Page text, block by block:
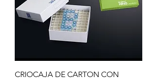
CRIOCAJA DE CARTON CON